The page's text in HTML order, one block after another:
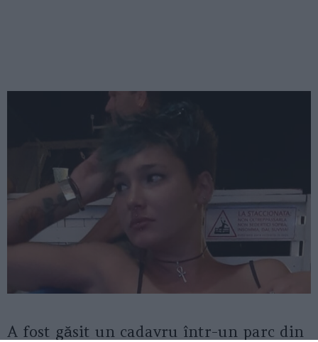
A fost găsit un cadavru într-un parc din